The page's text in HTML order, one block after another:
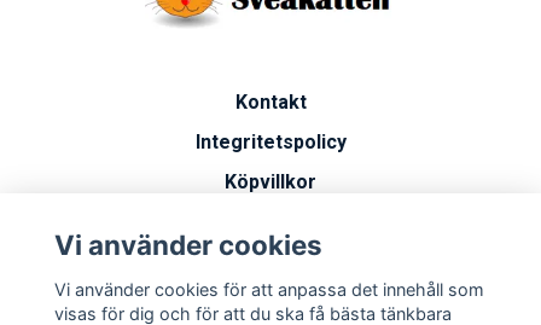
Kontakt
Integritetspolicy
Köpvillkor
Vanliga frågor
Miljöarbete
Vi använder cookies
Vi använder cookies för att anpassa det innehåll som
visas för dig och för att du ska få bästa tänkbara